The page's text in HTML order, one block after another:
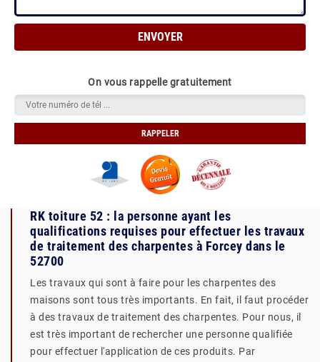
On vous rappelle gratuitement
RK toiture 52 : la personne ayant les
qualifications requises pour effectuer les travaux
de traitement des charpentes à Forcey dans le
52700
Les travaux qui sont à faire pour les charpentes des
maisons sont tous très importants. En fait, il faut procéder
à des travaux de traitement des charpentes. Pour nous, il
est très important de rechercher une personne qualifiée
pour effectuer l'application de ces produits. Par